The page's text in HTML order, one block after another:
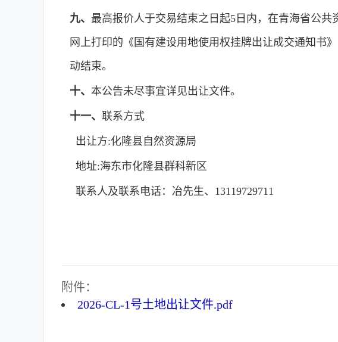
九、 最高报价人于交易结束之日起5日内，在青海省公
网上打印的《国有建设用地使用权挂牌出让成交通知书
动结束。
十、 本公告未尽事宜详见出让文件。
十一、 联系方式
出让方:化隆县自然资源局
地址:海东市化隆县群科新区
联系人及联系电话：冶先生、13119729711
附件：
2026-CL-1号土地出让文件.pdf